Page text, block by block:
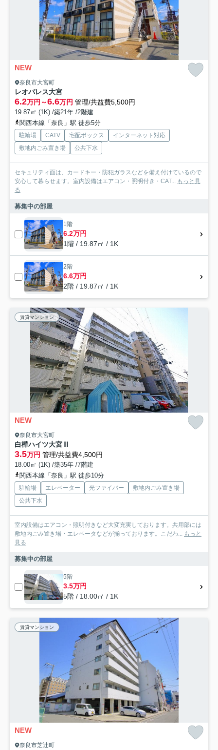
NEW
奈良市大宮町
レオパレス大宮
6.2万円～6.6万円 管理/共益費5,500円
19.87㎡ (1K) /築21年 /2階建
関西本線「奈良」駅 徒歩5分
駐輪場 CATV 宅配ボックス
インターネット対応
敷地内ごみ置き場
公共下水
セキュリティ面は、カードキー・防犯ガラスなどを備え付けているので
安心して暮らせます。室内設備はエアコン・照明付き・CAT... もっと見
る
募集中の部屋
1階
6.2万円
1階 / 19.87㎡ / 1K
2階
6.6万円
2階 / 19.87㎡ / 1K
賃貸マンション
NEW
奈良市大宮町
白樺ハイツ大宮Ⅲ
3.5万円 管理/共益費4,500円
18.00㎡ (1K) /築35年 /7階建
関西本線「奈良」駅 徒歩10分
駐輪場 エレベーター 光ファイバー
敷地内ごみ置き場
公共下水
室内設備はエアコン・照明付きなど大変充実しております。共用部には
敷地内ごみ置き場・エレベータなどが揃っております。こだわ... もっと
見る
募集中の部屋
5階
3.5万円
5階 / 18.00㎡ / 1K
賃貸マンション
NEW
奈良市芝辻町